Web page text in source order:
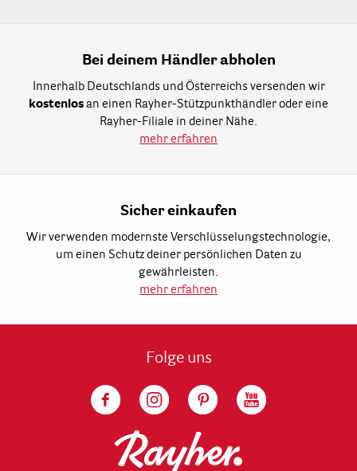
Bei deinem Händler abholen
Innerhalb Deutschlands und Österreichs versenden wir
kostenlos an einen Rayher-Stützpunkthändler oder eine
Rayher-Filiale in deiner Nähe.
mehr erfahren
Sicher einkaufen
Wir verwenden modernste Verschlüsselungstechnologie,
um einen Schutz deiner persönlichen Daten zu
gewährleisten.
mehr erfahren
Folge uns